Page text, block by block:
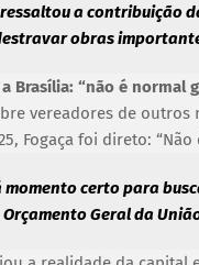
a contribuição
obras
Brasília: “não é normal
vereadores de outros
Fogaça foi direto: “Não
momento certo para
Geral da